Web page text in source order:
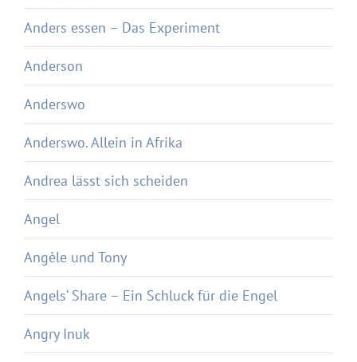
Anders essen – Das Experiment
Anderson
Anderswo
Anderswo. Allein in Afrika
Andrea lässt sich scheiden
Angel
Angèle und Tony
Angels‘ Share – Ein Schluck für die Engel
Angry Inuk